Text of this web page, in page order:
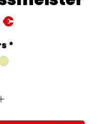
€Prix
*